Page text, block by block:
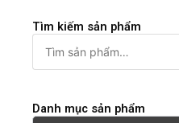
Tìm kiếm sản phẩm
ì
k
Danh mục sản phẩm